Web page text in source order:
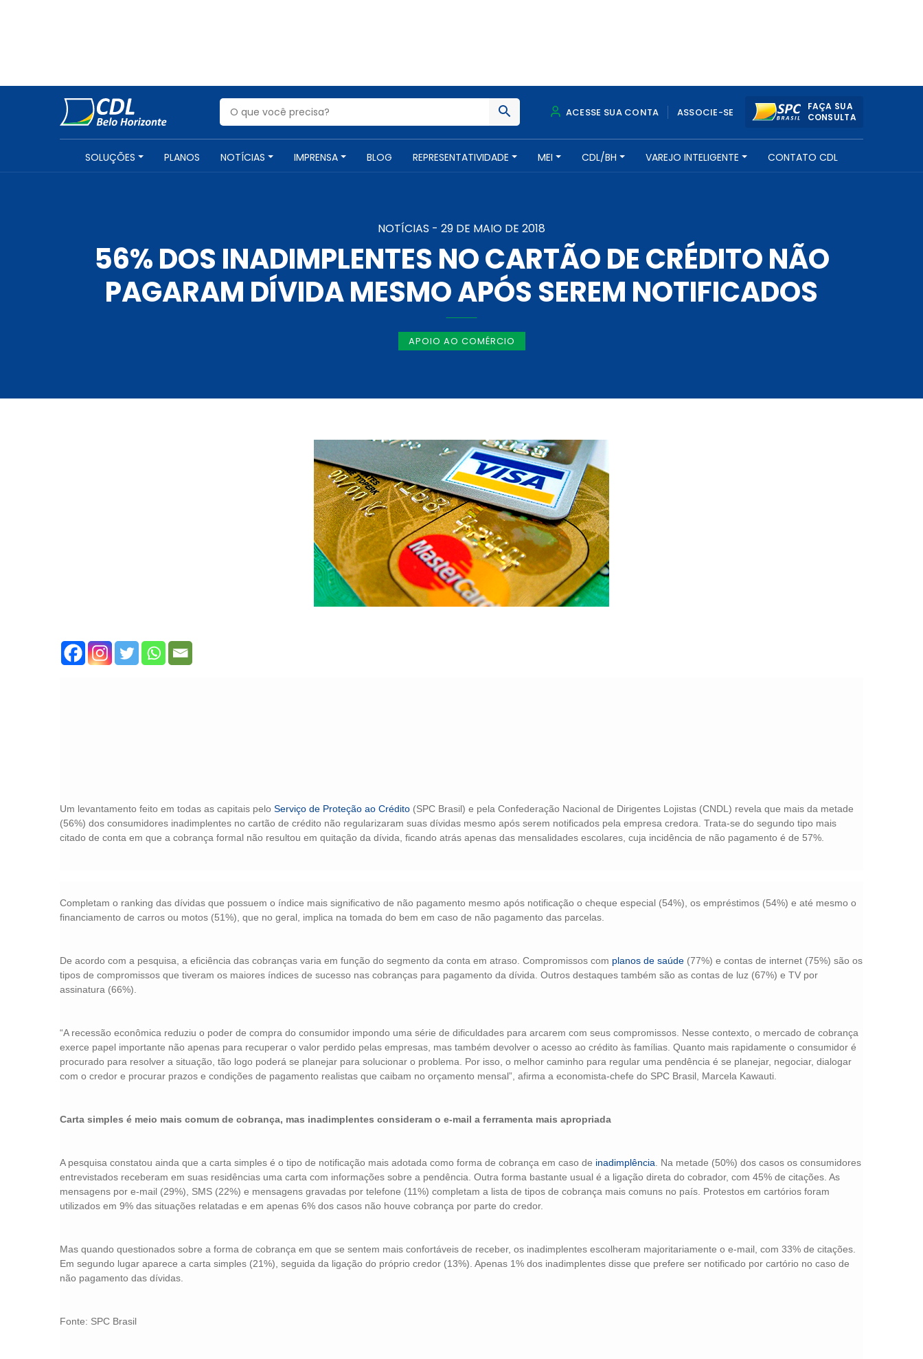
ACESSE SUA CONTA ASSOCIE-SE
FAÇA SUA
CONSULTA
SOLUÇÕES PLANOS NOTÍCIAS IMPRENSA BLOG REPRESENTATIVIDADE MEI CDL/BH VAREJO INTELIGENTE CONTATO CDL
NOTÍCIAS - 29 DE MAIO DE 2018
56% DOS INADIMPLENTES NO CARTÃO DE CRÉDITO NÃO
PAGARAM DÍVIDA MESMO APÓS SEREM NOTIFICADOS
APOIO AO COMÉRCIO
Um levantamento feito em todas as capitais pelo Serviço de Proteção ao Crédito (SPC Brasil) e pela Confederação Nacional de Dirigentes Lojistas (CNDL) revela que mais da metade
(56%) dos consumidores inadimplentes no cartão de crédito não regularizaram suas dívidas mesmo após serem notificados pela empresa credora. Trata-se do segundo tipo mais
citado de conta em que a cobrança formal não resultou em quitação da dívida, ficando atrás apenas das mensalidades escolares, cuja incidência de não pagamento é de 57%.
Completam o ranking das dívidas que possuem o índice mais significativo de não pagamento mesmo após notificação o cheque especial (54%), os empréstimos (54%) e até mesmo o
financiamento de carros ou motos (51%), que no geral, implica na tomada do bem em caso de não pagamento das parcelas.
De acordo com a pesquisa, a eficiência das cobranças varia em função do segmento da conta em atraso. Compromissos com planos de saúde (77%) e contas de internet (75%) são os
tipos de compromissos que tiveram os maiores índices de sucesso nas cobranças para pagamento da dívida. Outros destaques também são as contas de luz (67%) e TV por
assinatura (66%).
“A recessão econômica reduziu o poder de compra do consumidor impondo uma série de dificuldades para arcarem com seus compromissos. Nesse contexto, o mercado de cobrança
exerce papel importante não apenas para recuperar o valor perdido pelas empresas, mas também devolver o acesso ao crédito às famílias. Quanto mais rapidamente o consumidor é
procurado para resolver a situação, tão logo poderá se planejar para solucionar o problema. Por isso, o melhor caminho para regular uma pendência é se planejar, negociar, dialogar
com o credor e procurar prazos e condições de pagamento realistas que caibam no orçamento mensal”, afirma a economista-chefe do SPC Brasil, Marcela Kawauti.
Carta simples é meio mais comum de cobrança, mas inadimplentes consideram o e-mail a ferramenta mais apropriada
A pesquisa constatou ainda que a carta simples é o tipo de notificação mais adotada como forma de cobrança em caso de inadimplência . Na metade (50%) dos casos os consumidores
entrevistados receberam em suas residências uma carta com informações sobre a pendência. Outra forma bastante usual é a ligação direta do cobrador, com 45% de citações. As
mensagens por e-mail (29%), SMS (22%) e mensagens gravadas por telefone (11%) completam a lista de tipos de cobrança mais comuns no país. Protestos em cartórios foram
utilizados em 9% das situações relatadas e em apenas 6% dos casos não houve cobrança por parte do credor.
Mas quando questionados sobre a forma de cobrança em que se sentem mais confortáveis de receber, os inadimplentes escolheram majoritariamente o e-mail, com 33% de citações.
Em segundo lugar aparece a carta simples (21%), seguida da ligação do próprio credor (13%). Apenas 1% dos inadimplentes disse que prefere ser notificado por cartório no caso de
não pagamento das dívidas.
Fonte: SPC Brasil